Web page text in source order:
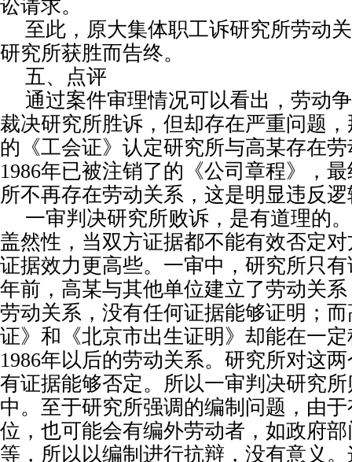
讼请求。
至此，原大集体职工诉研究所劳动
研究所获胜而告终。
五、点评
通过案件审理情况可以看出，劳动
裁决研究所胜诉，但却存在严重问题
的《工会证》认定研究所与高某存在
1986年已被注销了的《公司章程》，
所不再存在劳动关系，这是明显违反
一审判决研究所败诉，是有道理的
盖然性，当双方证据都不能有效否定
证据效力更高些。一审中，研究所只
年前，高某与其他单位建立了劳动关
劳动关系，没有任何证据能够证明；
证》和《北京市出生证明》却能在一
1986年以后的劳动关系。研究所对这
有证据能够否定。所以一审判决研究
中。至于研究所强调的编制问题，由
位，也可能会有编外劳动者，如政府
等，所以以编制进行抗辩，没有意义